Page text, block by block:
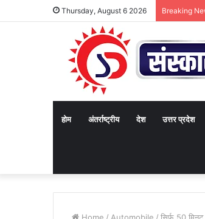
Thursday, August 6 2026 Breaking
होम अंतर्राष्ट्रीय देश उत्तर प्रदेश